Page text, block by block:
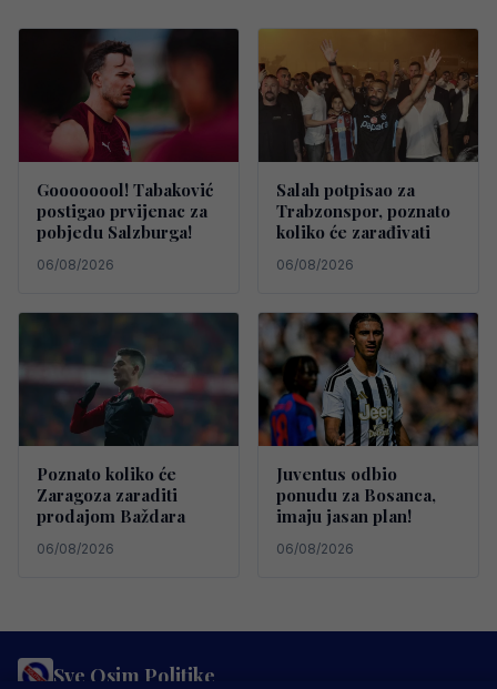
Goooooool! Tabaković
postigao prvijenac za
pobjedu Salzburga!
06/08/2026
Salah potpisao za
Trabzonspor, poznato
koliko će zarađivati
06/08/2026
Poznato koliko će
Zaragoza zaraditi
prodajom Baždara
06/08/2026
Juventus odbio
ponudu za Bosanca,
imaju jasan plan!
06/08/2026
Sve Osim Politike